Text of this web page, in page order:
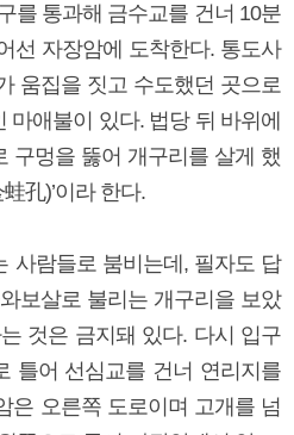
를 통과해 금수교를 건너 10분
선 자장암에 도착한다. 통도사
움집을 짓고 수도했던 곳으로
애불이 있다. 법당 뒤 바위에
구멍을 뚫어 개구리를 살게 했
孔)’이라 한다.
사람들로 붐비는데, 필자도 답
보살로 불리는 개구리을 보았
것은 금지돼 있다. 다시 입구
틀어 선심교를 건너 연리지를
은 오른쪽 도로이며 고개를 넘